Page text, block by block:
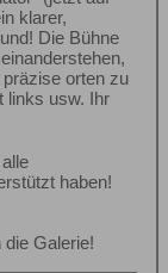
klarer,
Die Bühne
orten zu
links usw. Ihr
haben!
Galerie!